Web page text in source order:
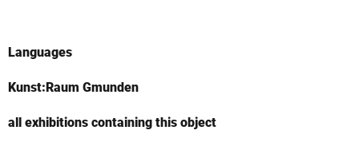
Languages
Kunst:Raum Gmunden
all exhibitions containing this object